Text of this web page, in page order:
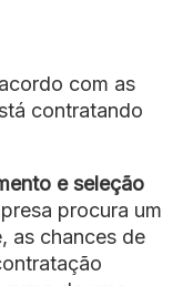
com as
contratando
e seleção
procura um
as chances de